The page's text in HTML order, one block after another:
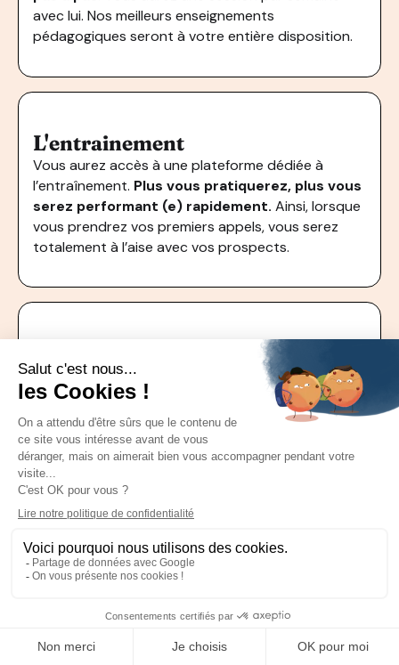
avec lui. Nos meilleurs enseignements
pédagogiques seront à votre entière disposition.
L'entrainement
Vous aurez accès à une plateforme dédiée à
l’entraînement. Plus vous pratiquerez, plus vous
serez performant (e) rapidement. Ainsi, lorsque
vous prendrez vos premiers appels, vous serez
totalement à l’aise avec vos prospects.
Grandir seul, c’est bien. Mais grandir ensemble,
c’est mieux. Vous aurez accès à toute la
communauté de notre programme
même la
formation terminée,de sorte à continuer de
nous poser vos questions.
Le réseau
Nous mettons à disposition notre réseau
d’entrepreneurs, de sorte à ce que vous puissiez
une opportunité de closing le plus
rapidement possible.